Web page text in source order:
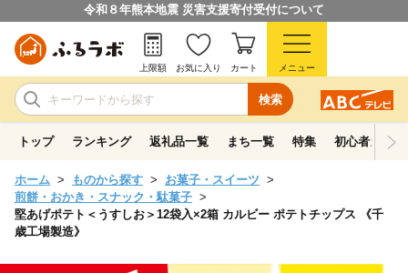
令和８年熊本地震 災害支援寄付受付について
検索
上限額 お気に入り カート メニュー
トップ ランキング 返礼品一覧 まち一覧 特集 初心者ガイド
ホーム ものから探す
お菓子・スイーツ
煎餅・おかき・スナック・駄菓子
堅あげポテト＜うすしお＞12袋入×2箱 カルビー ポテトチップス 《千
歳工場製造》